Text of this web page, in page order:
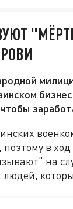
в
на